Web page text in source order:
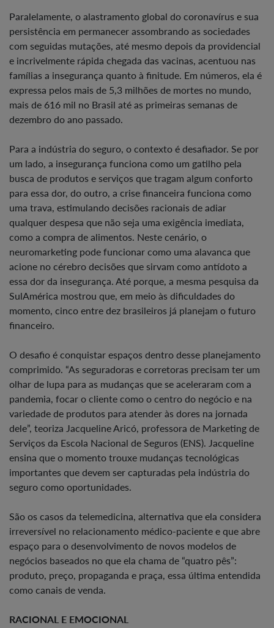
Paralelamente, o alastramento global do coronavírus e sua
persistência em permanecer assombrando as sociedades
com seguidas mutações, até mesmo depois da providencial
e incrivelmente rápida chegada das vacinas, acentuou nas
famílias a insegurança quanto à finitude. Em números, ela é
expressa pelos mais de 5,3 milhões de mortes no mundo,
mais de 616 mil no Brasil até as primeiras semanas de
dezembro do ano passado.
Para a indústria do seguro, o contexto é desafiador. Se por
um lado, a insegurança funciona como um gatilho pela
busca de produtos e serviços que tragam algum conforto
para essa dor, do outro, a crise financeira funciona como
uma trava, estimulando decisões racionais de adiar
qualquer despesa que não seja uma exigência imediata,
como a compra de alimentos. Neste cenário, o
neuromarketing pode funcionar como uma alavanca que
acione no cérebro decisões que sirvam como antídoto a
essa dor da insegurança. Até porque, a mesma pesquisa da
SulAmérica mostrou que, em meio às dificuldades do
momento, cinco entre dez brasileiros já planejam o futuro
financeiro.
O desafio é conquistar espaços dentro desse planejamento
comprimido. “As seguradoras e corretoras precisam ter um
olhar de lupa para as mudanças que se aceleraram com a
pandemia, focar o cliente como o centro do negócio e na
variedade de produtos para atender às dores na jornada
dele”, teoriza Jacqueline Aricó, professora de Marketing de
Serviços da Escola Nacional de Seguros (ENS). Jacqueline
ensina que o momento trouxe mudanças tecnológicas
importantes que devem ser capturadas pela indústria do
seguro como oportunidades.
São os casos da telemedicina, alternativa que ela considera
irreversível no relacionamento médico-paciente e que abre
espaço para o desenvolvimento de novos modelos de
negócios baseados no que ela chama de “quatro pês”:
produto, preço, propaganda e praça, essa última entendida
como canais de venda.
RACIONAL E EMOCIONAL